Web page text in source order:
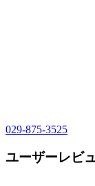
029-875-3525
ユーザーレビ